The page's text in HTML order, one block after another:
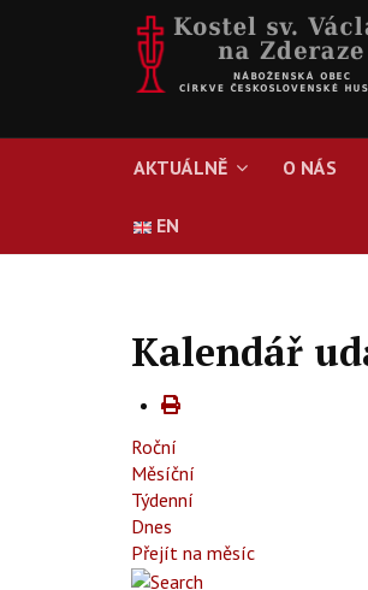
AKTUÁLNĚ O NÁS
EN
Kalendář
Roční
Měsíční
Týdenní
Dnes
Přejít na měsíc